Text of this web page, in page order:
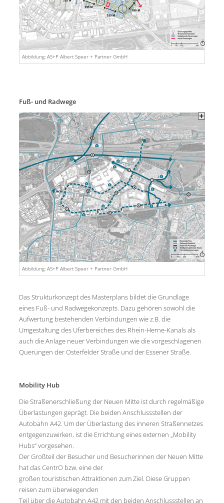
Abbildung: AS+P Albert Speer + Partner GmbH
Fuß- und Radwege
Abbildung: AS+P Albert Speer + Partner GmbH
Das Strukturkonzept des Masterplans bildet die Grundlage
eines Fuß- und Radwegekonzepts. Dazu gehören sowohl die
Aufwertung bestehenden Verbindungen wie z.B. die
Umgestaltung des Uferbereiches des Rhein-Herne-Kanals als
auch die Anlage neuer Verbindungen wie die vorgeschlagenen
Querungen der Osterfelder Straße und der Essener Straße.
Mobility Hub
Die Straßenerschließung der Neuen Mitte ist durch regelmäßige
Überlastungen geprägt. Die beiden Anschlussstellen der
Autobahn A42. Um der Überlastung des inneren Straßennetzes
entgegenzuwirken, ist die Errichtung eines externen „Mobility
Hubs“ vorgesehen.
Der Großteil der Besucher und Besucherinnen der Neuen Mitte
hat das CentrO bzw. eine der
großen touristischen Attraktionen zum Ziel. Diese Gruppen
reisen zum überwiegenden
Teil über die Autobahn A42 mit den beiden Anschlussstellen an